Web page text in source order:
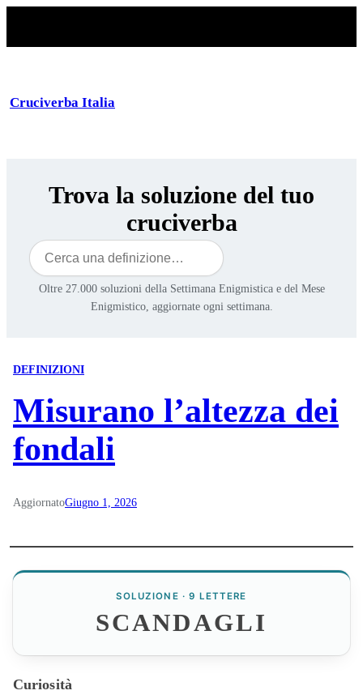
Cruciverba Italia
Trova la soluzione del tuo
cruciverba
Cerca
Oltre 27.000 soluzioni della Settimana Enigmistica e del Mese
Enigmistico, aggiornate ogni settimana.
DEFINIZIONI
Misurano l’altezza dei
fondali
AggiornatoGiugno 1, 2026
SOLUZIONE · 9 LETTERE
SCANDAGLI
Curiosità